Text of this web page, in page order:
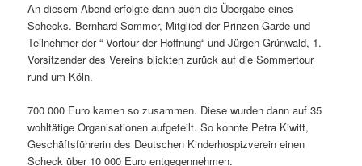
An diesem Abend erfolgte dann auch die Übergabe eines
Schecks. Bernhard Sommer, Mitglied der Prinzen-Garde und
Teilnehmer der “ Vortour der Hoffnung“ und Jürgen Grünwald, 1.
Vorsitzender des Vereins blickten zurück auf die Sommertour
rund um Köln.
700 000 Euro kamen so zusammen. Diese wurden dann auf 35
wohltätige Organisationen aufgeteilt. So konnte Petra Kiwitt,
Geschäftsführerin des Deutschen Kinderhospizverein einen
Scheck über 10 000 Euro entgegennehmen.